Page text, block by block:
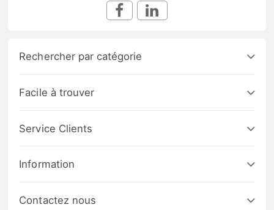
Rechercher par catégorie
Facile à trouver
Service Clients
Information
Contactez nous